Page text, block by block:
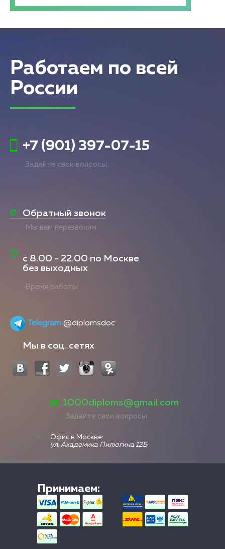
Работаем по всей
России
+7 (901) 397-07-15
Задайте свои вопросы
Обратный звонок
Мы вам перезвоним
с 8.00 - 22.00 по Москве
без выходных
Время работы
Telegram @diplomsdoc
Мы в соц. сетях
1000diploms@gmail.com
Задайте свои вопросы
Офис в Москве:
ул. Академика Пилюгина 12Б
Принимаем: